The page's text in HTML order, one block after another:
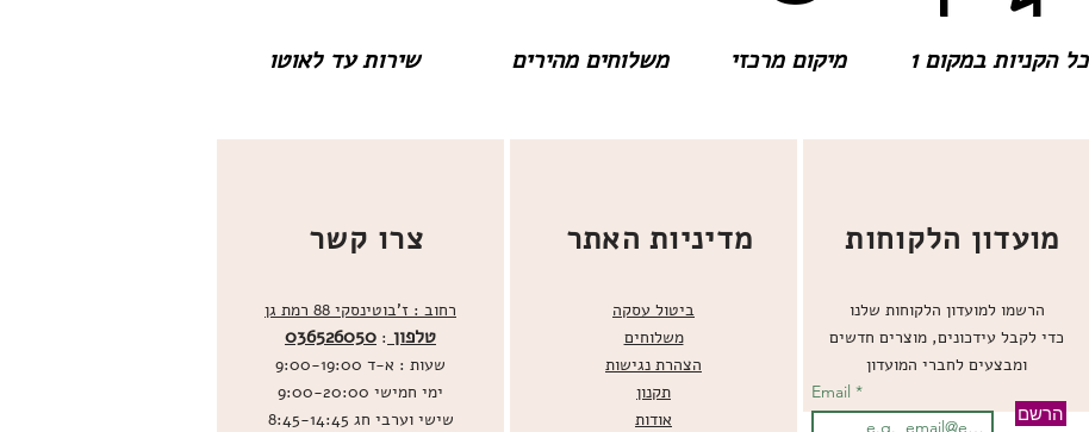
שירות עד לאוטו משלוחים מהירים מיקום מרכזי כל הקניות במקום 1
צרו קשר
רחוב : ז'בוטינסקי 88 רמת גן
טלפון :
036526050
שעות : א-ד 9:00-19:00
ימי חמישי 9:00-20:00
שישי וערבי חג 8:45-14:45
מדיניות האתר
ביטול עסקה
משלוחים
הצהרת נגישות
תקנון
אודות
מועדון הלקוחות
הרשמו למועדון הלקוחות שלנו
כדי לקבל עידכונים, מוצרים חדשים
ומבצעים לחברי המועדון
Email
הרשם